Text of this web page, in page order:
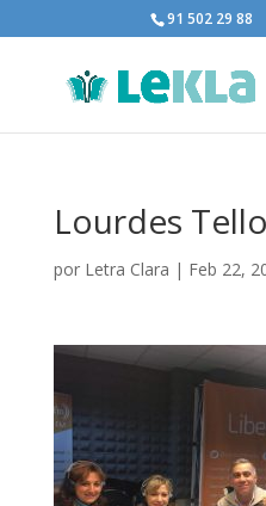
91 502 29 88
Lourdes
por Letra Clara | Feb 22,